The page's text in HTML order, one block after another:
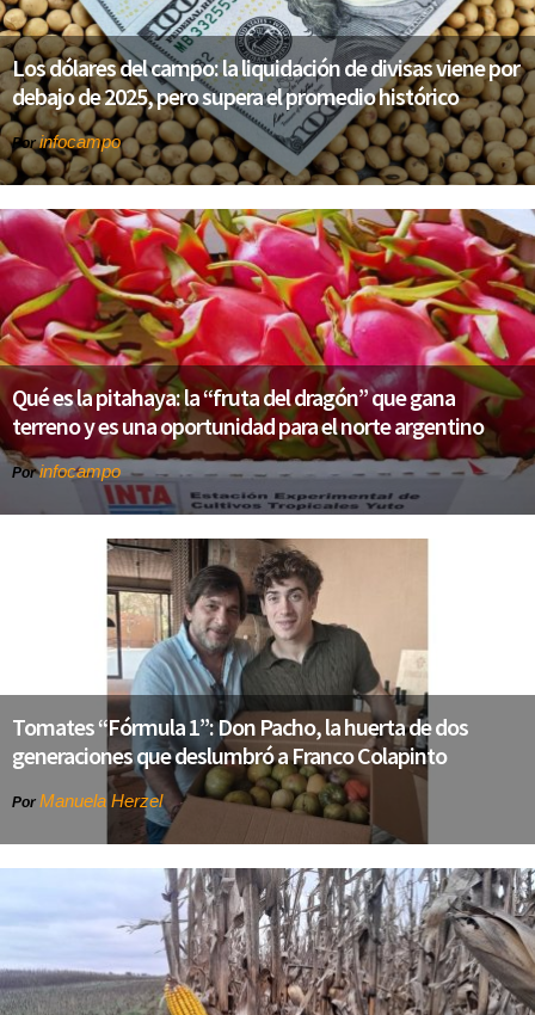
Los dólares del campo: la liquidación de divisas viene por
debajo de 2025, pero supera el promedio histórico
Porinfocampo
Qué es la pitahaya: la “fruta del dragón” que gana
terreno y es una oportunidad para el norte argentino
Porinfocampo
Tomates “Fórmula 1”: Don Pacho, la huerta de dos
generaciones que deslumbró a Franco Colapinto
Por Manuela Herzel